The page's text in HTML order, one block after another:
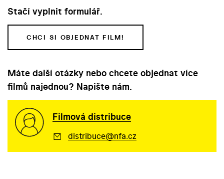
Stačí vyplnit formulář.
CHCI SI OBJEDNAT FILM!
Máte další otázky nebo chcete objednat více
filmů najednou? Napište nám.
Filmová distribuce
distribuce@nfa.cz